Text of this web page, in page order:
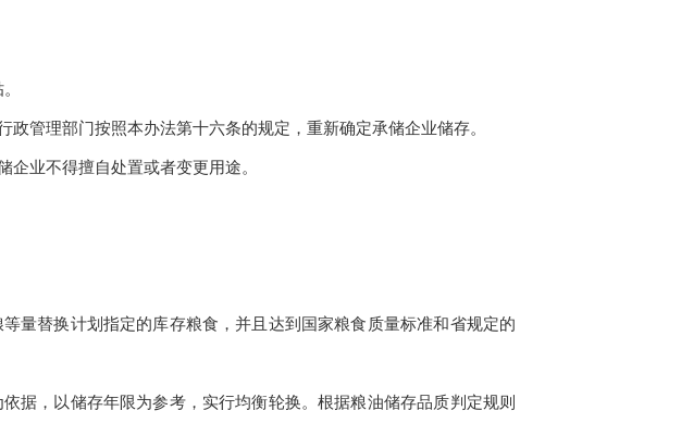
管理部门按照本办法第十六条的规定，重新确定承储企业储存。
业不得擅自处置或者变更用途。
量替换计划指定的库存粮食，并且达到国家粮食质量标准和省规定的
据，以储存年限为参考，实行均衡轮换。根据粮油储存品质判定规则